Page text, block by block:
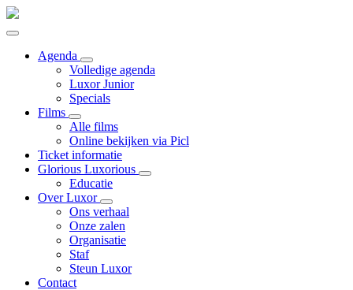
Agenda
Volledige agenda
Luxor Junior
Specials
Films
Alle films
Online bekijken via Picl
Ticket informatie
Glorious Luxorious
Educatie
Over Luxor
Ons verhaal
Onze zalen
Organisatie
Staf
Steun Luxor
Contact